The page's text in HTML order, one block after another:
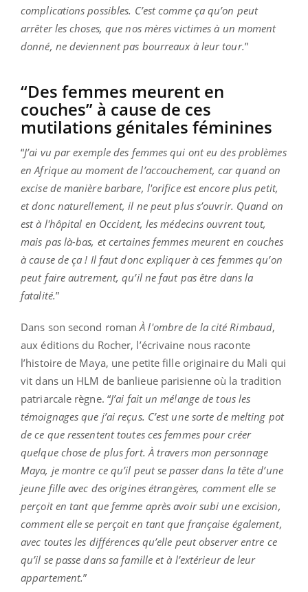
complications possibles. C’est comme ça qu’on peut
arrêter les choses, que nos mères victimes à un moment
donné, ne deviennent pas bourreaux à leur tour.”
“Des femmes meurent en
couches” à cause de ces
mutilations génitales féminines
“J’ai vu par exemple des femmes qui ont eu des problèmes
en Afrique au moment de l’accouchement, car quand on
excise de manière barbare, l'orifice est encore plus petit,
et donc naturellement, il ne peut plus s’ouvrir. Quand on
est à l'hôpital en Occident, les médecins ouvrent tout,
mais pas là-bas, et certaines femmes meurent en couches
à cause de ça ! Il faut donc expliquer à ces femmes qu’on
peut faire autrement, qu’il ne faut pas être dans la
fatalité.”
Dans son second romanÀ l'ombre de la cité Rimbaud,
aux éditions du Rocher, l’écrivaine nous raconte
l’histoire de Maya, une petite fille originaire du Mali qui
vit dans un HLM de banlieue parisienne où la tradition
patriarcale règne. “J’ai fait un mélange de tous les
témoignages que j’ai reçus. C’est une sorte de melting pot
de ce que ressentent toutes ces femmes pour créer
quelque chose de plus fort. À travers mon personnage
Maya, je montre ce qu’il peut se passer dans la tête d’une
jeune fille avec des origines étrangères, comment elle se
perçoit en tant que femme après avoir subi une excision,
comment elle se perçoit en tant que française également,
avec toutes les différences qu’elle peut observer entre ce
qu’il se passe dans sa famille et à l’extérieur de leur
appartement.”